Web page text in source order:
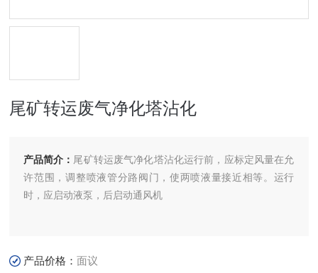
尾矿转运废气净化塔沾化
产品简介： 尾矿转运废气净化塔沾化运行前，应标定风量在允
许范围，调整喷液管分路阀门，使两喷液量接近相等。运行
时，应启动液泵，后启动通风机
产品价格：面议